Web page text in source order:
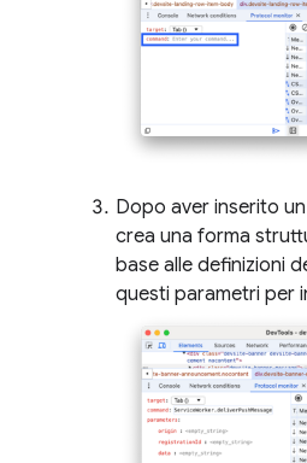
Dopo aver inserito
crea una forma
base alle definizioni
questi parametri per